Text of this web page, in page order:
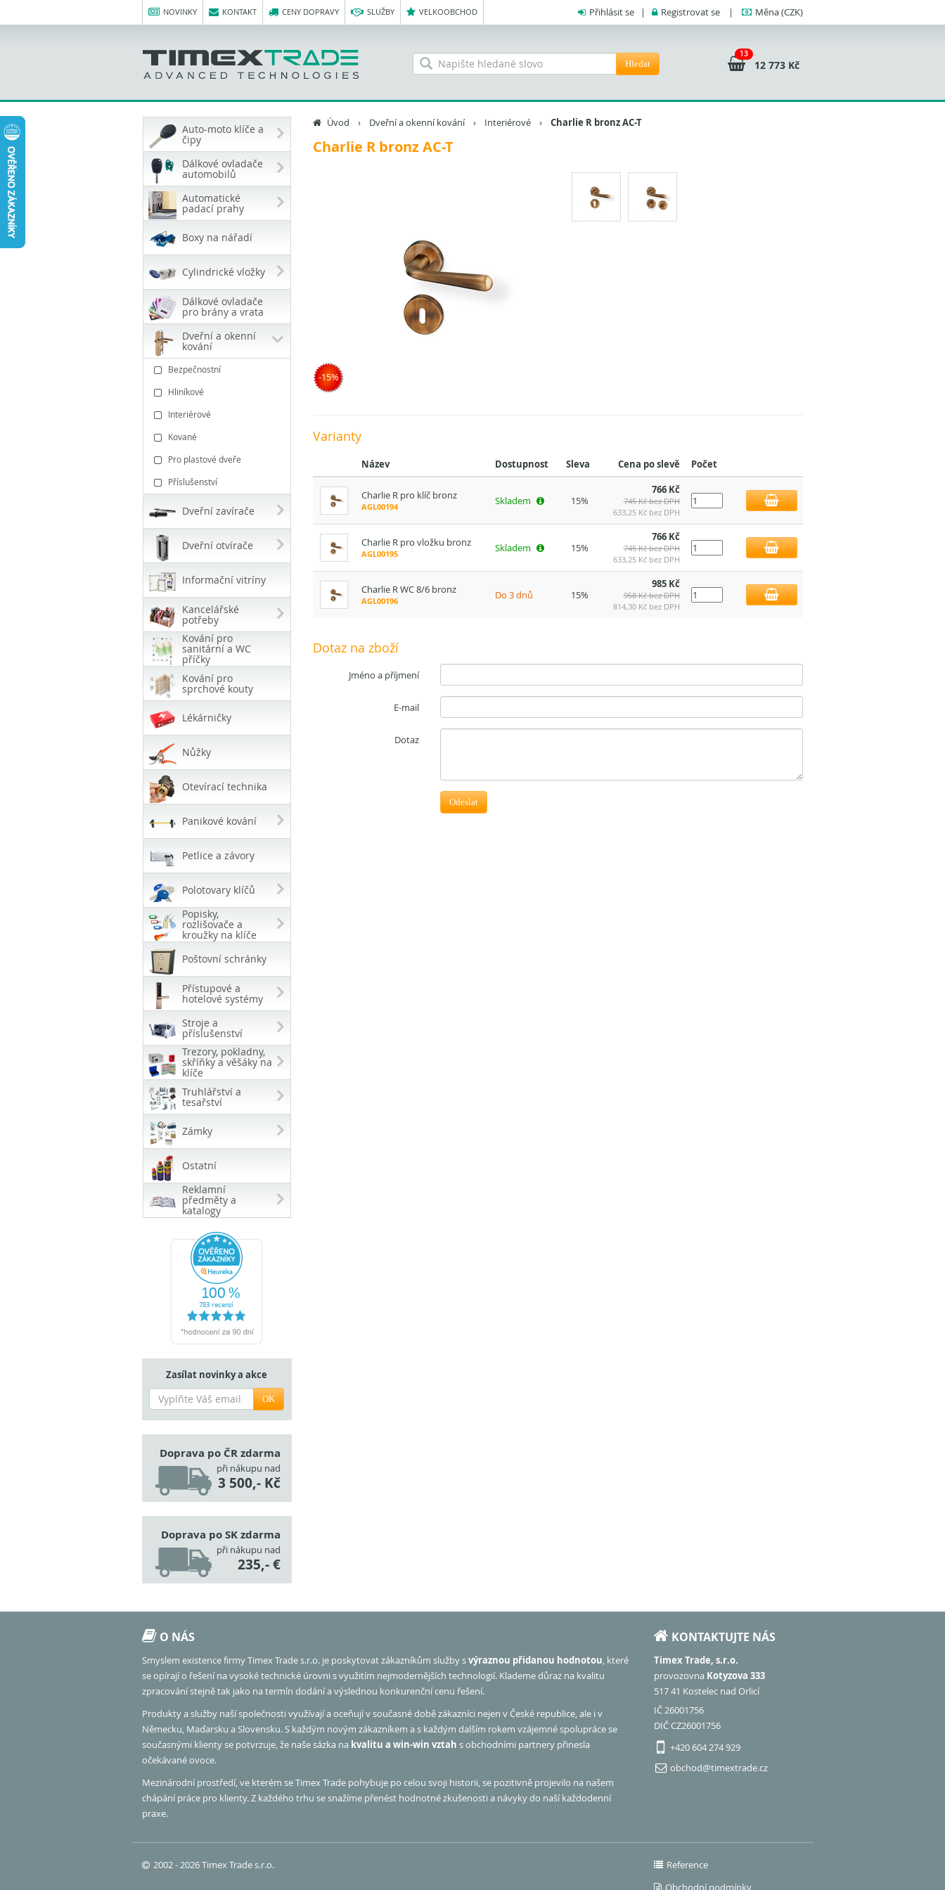
NOVINKY KONTAKT CENY DOPRAVY SLUŽBY VELKOOBCHOD Přihlásit se | Registrovat se | Měna(CZK)
13
12 773 Kč
Hledat
Auto-moto klíče a
čipy
Dálkové ovladače
automobilů
Automatické
padací prahy
Boxy na nářadí
Cylindrické vložky
Dálkové ovladače
pro brány a vrata
Dveřní a okenní
kování
Bezpečnostní
Hliníkové
Interiérové
Kované
Pro plastové dveře
Příslušenství
Dveřní zavírače
Dveřní otvírače
Informační vitríny
Kancelářské
potřeby
Kování pro
sanitární a WC
příčky
Kování pro
sprchové kouty
Lékárničky
Nůžky
Otevírací technika
Panikové kování
Petlice a závory
Polotovary klíčů
Popisky,
rozlišovače a
kroužky na klíče
Poštovní schránky
Přístupové a
hotelové systémy
Stroje a
příslušenství
Trezory, pokladny,
skříňky a věšáky na
klíče
Truhlářství a
tesařství
Zámky
Ostatní
Reklamní
předměty a
katalogy
Zasílat novinky a akce
OK
Doprava po ČR zdarma
při nákupu nad
3 500,- Kč
Doprava po SK zdarma
při nákupu nad
235,- €
Úvod › Dveřní a okenní kování› Interiérové› Charlie R bronz AC-T
Charlie R bronz AC-T
-15%
Varianty
Název Dostupnost Sleva Cena po slevě Počet
Charlie R pro klíč bronz
AGL00194 Skladem 15%
766 Kč
745 Kč bez DPH
633,25 Kč bez DPH
Charlie R pro vložku bronz
AGL00195 Skladem 15%
766 Kč
745 Kč bez DPH
633,25 Kč bez DPH
Charlie R WC 8/6 bronz
AGL00196 Do 3 dnů 15%
985 Kč
958 Kč bez DPH
814,30 Kč bez DPH
Dotaz na zboží
Jméno a příjmení
E-mail
Dotaz
Odeslat
O NÁS
Smyslem existence firmy Timex Trade s.r.o. je poskytovat zákazníkům služby svýraznou přidanou hodnotou, které
se opírají o řešení na vysoké technické úrovni s využitím nejmodernějších technologií. Klademe důraz na kvalitu
zpracování stejně tak jako na termín dodání a výslednou konkurenční cenu řešení.
Produkty a služby naší společnosti využívají a oceňují v současné době zákazníci nejen v České republice, ale i v
Německu, Maďarsku a Slovensku. S každým novým zákazníkem a s každým dalším rokem vzájemné spolupráce se
současnými klienty se potvrzuje, že naše sázka na kvalitu a win-win vztah s obchodními partnery přinesla
očekávané ovoce.
Mezinárodní prostředí, ve kterém se Timex Trade pohybuje po celou svoji historii, se pozitivně projevilo na našem
chápání práce pro klienty. Z každého trhu se snažíme přenést hodnotné zkušenosti a návyky do naší každodenní
praxe.
KONTAKTUJTE NÁS
Timex Trade, s.r.o.
provozovna Kotyzova 333
517 41 Kostelec nad Orlicí
IČ 26001756
DIČ CZ26001756
+420 604 274 929
obchod@timextrade.cz
2002 - 2026 Timex Trade s.r.o.
Reference
Obchodní podmínky